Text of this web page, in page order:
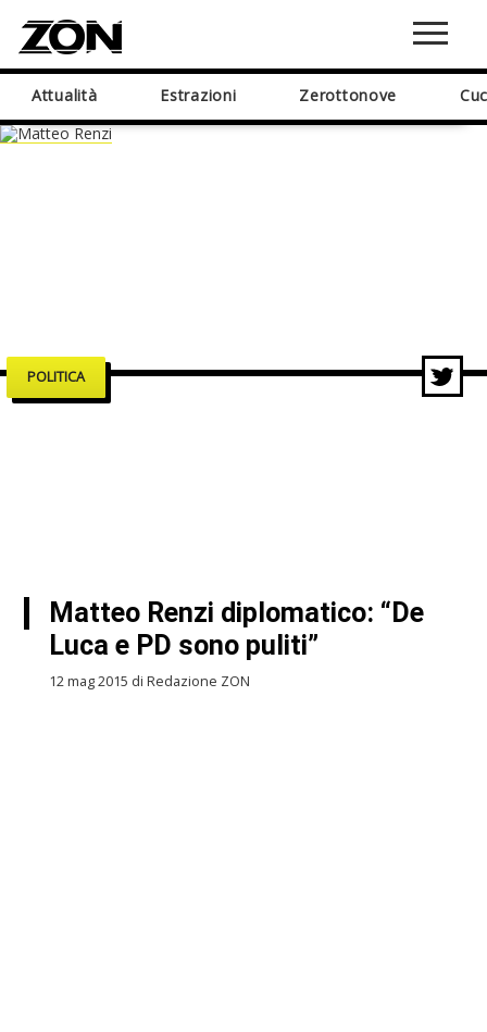
Attualità Estrazioni Zerottonove
POLITICA
Matteo Renzi diplomatico: “De
Luca e PD sono puliti”
12 mag 2015 di Redazione ZON